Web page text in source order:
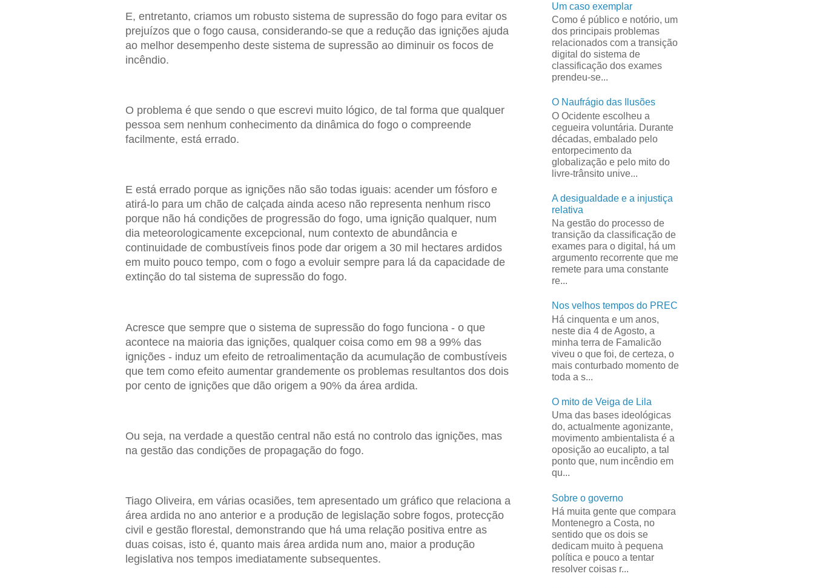
E, entretanto, criamos um robusto sistema de supressão do fogo para evitar os
prejuízos que o fogo causa, considerando-se que a redução das ignições ajuda
ao melhor desempenho deste sistema de supressão ao diminuir os focos de
incêndio.
O problema é que sendo o que escrevi muito lógico, de tal forma que qualquer
pessoa sem nenhum conhecimento da dinâmica do fogo o compreende
facilmente, está errado.
E está errado porque as ignições não são todas iguais: acender um fósforo e
atirá-lo para um chão de calçada ainda aceso não representa nenhum risco
porque não há condições de progressão do fogo, uma ignição qualquer, num
dia meteorologicamente excepcional, num contexto de abundância e
continuidade de combustíveis finos pode dar origem a 30 mil hectares ardidos
em muito pouco tempo, com o fogo a evoluir sempre para lá da capacidade de
extinção do tal sistema de supressão do fogo.
Acresce que sempre que o sistema de supressão do fogo funciona - o que
acontece na maioria das ignições, qualquer coisa como em 98 a 99% das
ignições - induz um efeito de retroalimentação da acumulação de combustíveis
que tem como efeito aumentar grandemente os problemas resultantos dos dois
por cento de ignições que dão origem a 90% da área ardida.
Ou seja, na verdade a questão central não está no controlo das ignições, mas
na gestão das condições de propagação do fogo.
Tiago Oliveira, em várias ocasiões, tem apresentado um gráfico que relaciona a
área ardida no ano anterior e a produção de legislação sobre fogos, protecção
civil e gestão florestal, demonstrando que há uma relação positiva entre as
duas coisas, isto é, quanto mais área ardida num ano, maior a produção
legislativa nos tempos imediatamente subsequentes.
Um caso exemplar
Como é público e notório, um
dos principais problemas
relacionados com a transição
digital do sistema de
classificação dos exames
prendeu-se...
O Naufrágio das Ilusões
O Ocidente escolheu a
cegueira voluntária. Durante
décadas, embalado pelo
entorpecimento da
globalização e pelo mito do
livre-trânsito unive...
A desigualdade e a injustiça
relativa
Na gestão do processo de
transição da classificação de
exames para o digital, há um
argumento recorrente que me
remete para uma constante
re...
Nos velhos tempos do PREC
Há cinquenta e um anos,
neste dia 4 de Agosto, a
minha terra de Famalicão
viveu o que foi, de certeza, o
mais conturbado momento de
toda a s...
O mito de Veiga de Lila
Uma das bases ideológicas
do, actualmente agonizante,
movimento ambientalista é a
oposição ao eucalipto, a tal
ponto que, num incêndio em
qu...
Sobre o governo
Há muita gente que compara
Montenegro a Costa, no
sentido que os dois se
dedicam muito à pequena
política e pouco a tentar
resolver coisas r...